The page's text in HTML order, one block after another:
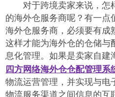
对于跨境卖家来说，怎
的海外仓服务商呢？有一点
海外仓服务商，必须要有成
这样才能为海外仓的仓储与
息化管理。如果是卖家自建
四方网络海外仓仓配管理系
物流运营管理，并实现与电
物流服务渠道之间信息的互